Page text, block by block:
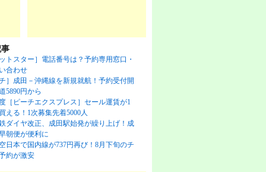
ットスター］電話番号は？予約専用窓口・
合わせ
チ］成田－沖縄線を新規就航！予約受付開
5890円から
［ピーチエクスプレス］セール運賃が1
える！1次募集先着5000人
ダイヤ改正、成田駅始発が繰り上げ！成
朝便が便利に
日本で国内線が737円再び！8月下旬のチ
約が激安